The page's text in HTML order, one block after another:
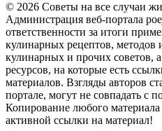
© 2026 Советы на все случаи
Администрация веб-портала
ответственности за итоги
кулинарных рецептов, методов
кулинарных и прочих советов,
ресурсов, на которые есть
материалов. Взгляды авторов
портале, могут не совпадать с
Копирование любого материала
активной ссылки на материал!